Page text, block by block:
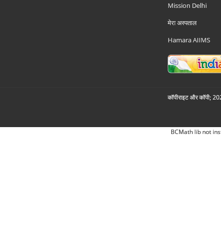
Mission Delhi
मेरा अस्पताल
Hamara AIIMS
कॉपीराइट और कॉपी;
BCMath lib not